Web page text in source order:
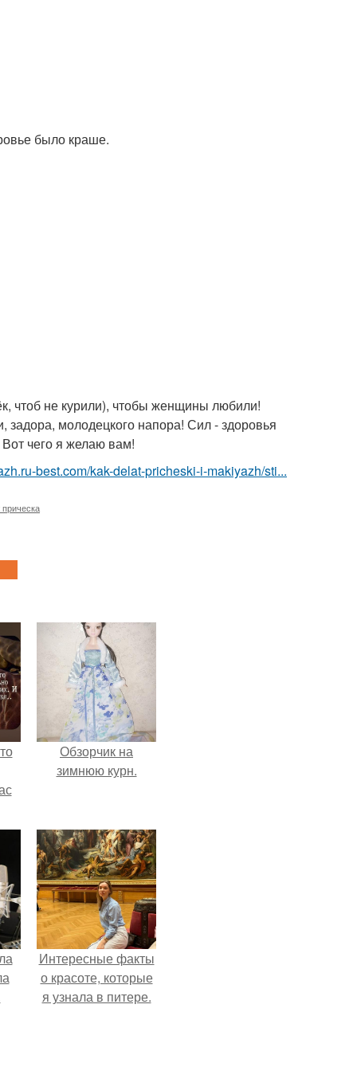
было краше.
чтоб не курили), чтобы женщины любили!
молодецкого напора! Сил - здоровья
чего я желаю вам!
best.com/kak-delat-pricheski-i-makiyazh/sti...
Обзорчик на
зимнюю курн.
Интересные факты
о красоте, которые
я узнала в питере.